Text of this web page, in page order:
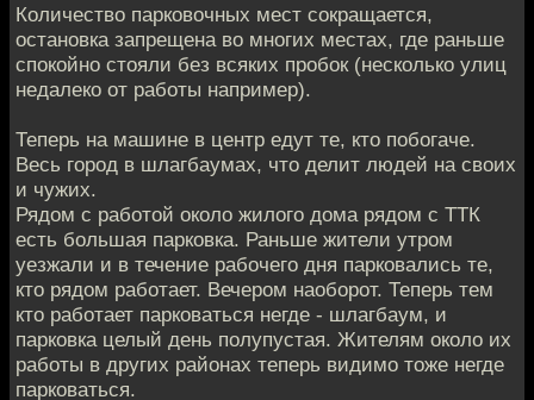
Количество парковочных мест сокращается,
остановка запрещена во многих местах, где раньше
спокойно стояли без всяких пробок (несколько улиц
недалеко от работы например).
Теперь на машине в центр едут те, кто побогаче.
Весь город в шлагбаумах, что делит людей на своих
и чужих.
Рядом с работой около жилого дома рядом с ТТК
есть большая парковка. Раньше жители утром
уезжали и в течение рабочего дня парковались те,
кто рядом работает. Вечером наоборот. Теперь тем
кто работает парковаться негде - шлагбаум, и
парковка целый день полупустая. Жителям около их
работы в других районах теперь видимо тоже негде
парковаться.